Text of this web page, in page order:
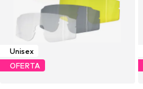
Unisex
OFERTA